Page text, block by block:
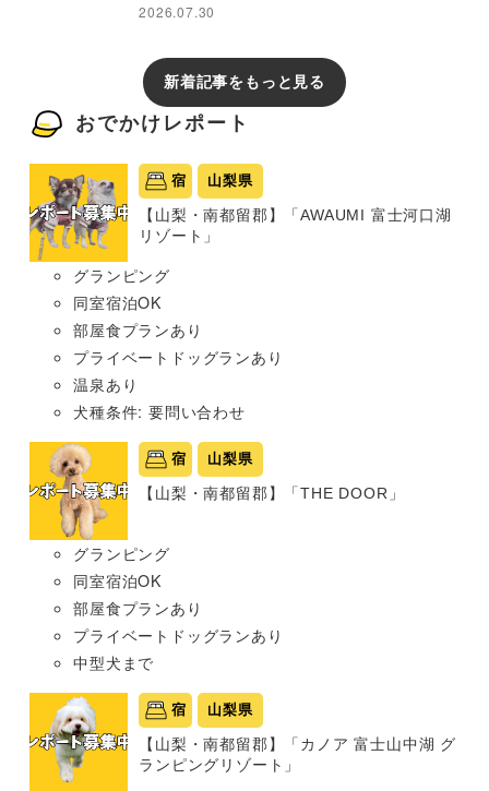
2026.07.30
新着記事をもっと見る
おでかけレポート
宿 山梨県
【山梨・南都留郡】「AWAUMI 富士河口湖
リゾート」
グランピング
同室宿泊OK
部屋食プランあり
プライベートドッグランあり
温泉あり
犬種条件: 要問い合わせ
宿 山梨県
【山梨・南都留郡】「THE DOOR」
グランピング
同室宿泊OK
部屋食プランあり
プライベートドッグランあり
中型犬まで
宿 山梨県
【山梨・南都留郡】「カノア 富士山中湖 グ
ランピングリゾート」